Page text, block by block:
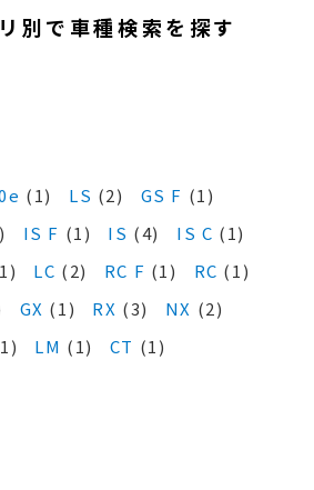
別で車種検索を探す
(1) LS (2) GS F (1)
IS F (1) IS (4) IS C (1)
LC (2) RC F (1) RC (1)
GX (1) RX (3) NX (2)
LM (1) CT (1)